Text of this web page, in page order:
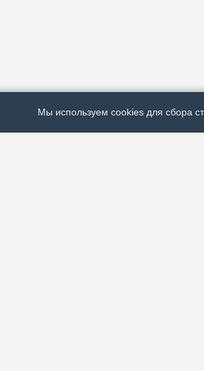
Мы используем cookies для сбора